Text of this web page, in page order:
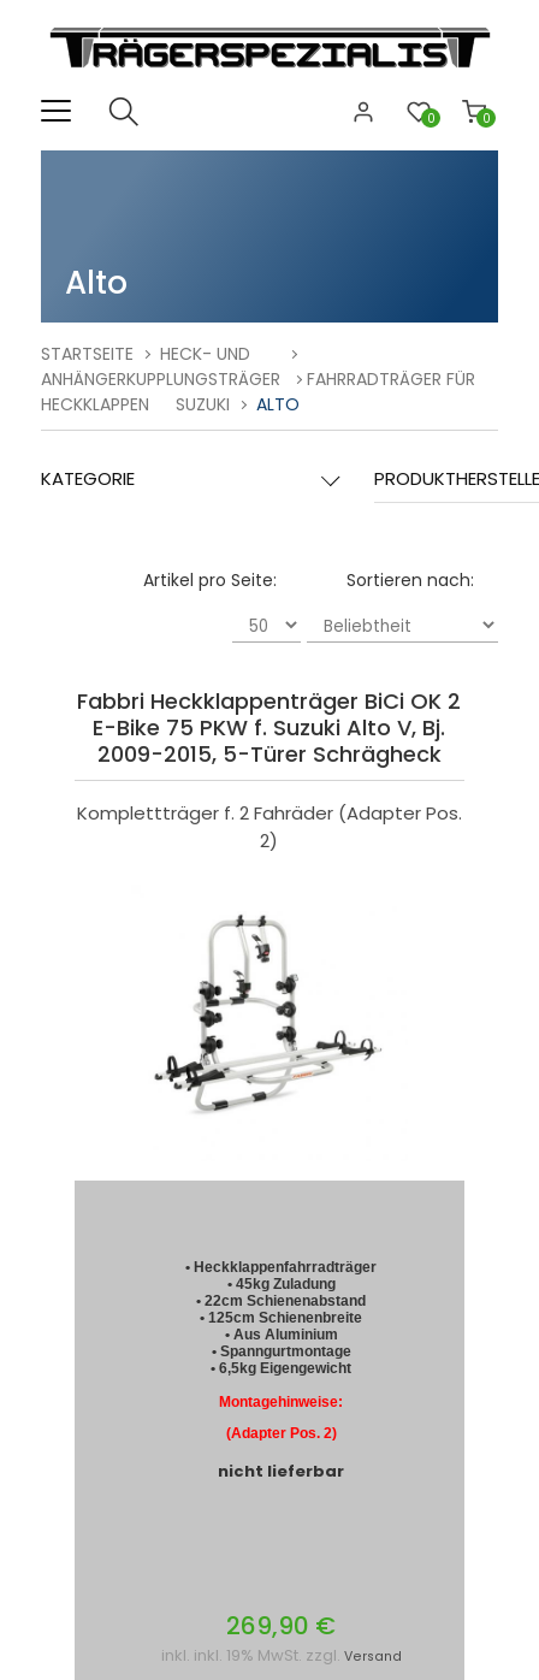
0
0
Alto
STARTSEITE
HECK- UND
ANHÄNGERKUPPLUNGSTRÄGER
FAHRRADTRÄGER FÜR
HECKKLAPPEN
SUZUKI ALTO
KATEGORIE
Sortieren nach:
Artikel pro Seite:
Fabbri Heckklappenträger BiCi OK 2
E-Bike 75 PKW f. Suzuki Alto V, Bj.
2009-2015, 5-Türer Schrägheck
Komplettträger f. 2 Fahräder (Adapter Pos.
2)
• Heckklappenfahrradträger
• 45kg Zuladung
• 22cm Schienenabstand
• 125cm Schienenbreite
• Aus Aluminium
• Spanngurtmontage
• 6,5kg Eigengewicht
Montagehinweise:
(Adapter Pos. 2)
nicht lieferbar
269,90 €
inkl. inkl. 19% MwSt. zzgl. Versand